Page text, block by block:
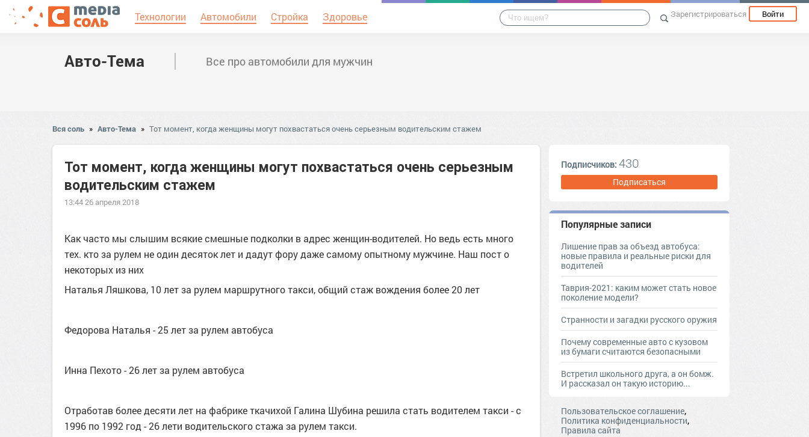
Технологии Автомобили Стройка Здоровье Зарегистрироваться Войти
Авто-Тема Все про автомобили для мужчин
Вся соль » Авто-Тема » Тот момент, когда женщины могут похвастаться очень серьезным водительским стажем
Тот момент, когда женщины могут похвастаться очень серьезным
водительским стажем
13:44 26 апреля 2018
Как часто мы слышим всякие смешные подколки в адрес женщин-водителей. Но ведь есть много
тех. кто за рулем не один десяток лет и дадут фору даже самому опытному мужчине. Наш пост о
некоторых из них
Наталья Ляшкова, 10 лет за рулем маршрутного такси, общий стаж вождения более 20 лет
Федорова Наталья - 25 лет за рулем автобуса
Инна Пехото - 26 лет за рулем автобуса
Отработав более десяти лет на фабрике ткачихой Галина Шубина решила стать водителем такси - с
1996 по 1992 год - 26 лети водительского стажа за рулем такси.
Подписчиков: 430
Подписаться
Популярные записи
Лишение прав за объезд автобуса:
новые правила и реальные риски для
водителей
Таврия-2021: каким может стать новое
поколение модели?
Странности и загадки русского оружия
Почему современные авто с кузовом
из бумаги считаются безопасными
Встретил школьного друга, а он бомж.
И рассказал он такую историю...
Пользовательское соглашение,
Политика конфиденциальности,
Правила сайта